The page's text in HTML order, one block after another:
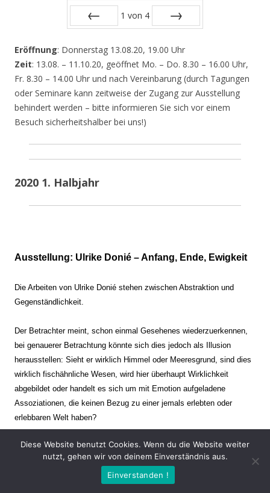
1 von 4
Eröffnung: Donnerstag 13.08.20, 19.00 Uhr
Zeit: 13.08. – 11.10.20, geöffnet Mo. – Do. 8.30 – 16.00 Uhr,
Fr. 8.30 – 14.00 Uhr und nach Vereinbarung (durch Tagungen
oder Seminare kann zeitweise der Zugang zur Ausstellung
behindert werden – bitte informieren Sie sich vor einem
Besuch sicherheitshalber bei uns!)
2020 1. Halbjahr
Ausstellung: Ulrike Donié – Anfang, Ende, Ewigkeit
Die Arbeiten von Ulrike Donié stehen zwischen Abstraktion und
Gegenständlichkeit.
Der Betrachter meint, schon einmal Gesehenes wiederzuerkennen,
bei genauerer Betrachtung könnte sich dies jedoch als Illusion
herausstellen: Sieht er wirklich Himmel oder Meeresgrund, sind dies
wirklich fischähnliche Wesen, wird hier überhaupt Wirklichkeit
abgebildet oder handelt es sich um mit Emotion aufgeladene
Assoziationen, die keinen Bezug zu einer jemals erlebten oder
erlebbaren Welt haben?
Verharren und Dynamik stehen sich dabei gegenüber. Zeit steht still
oder verrinnt im Nu. Es soll dabei eine Spannung, auch farblich, bis
zur Schmerzgrenze erzeugt werden. Die Arbeiten stellen ambivalente
Diese Website benutzt Cookies. Wenn du die Website weiter
nutzt, gehen wir von deinem Einverständnis aus.
Einverstanden !